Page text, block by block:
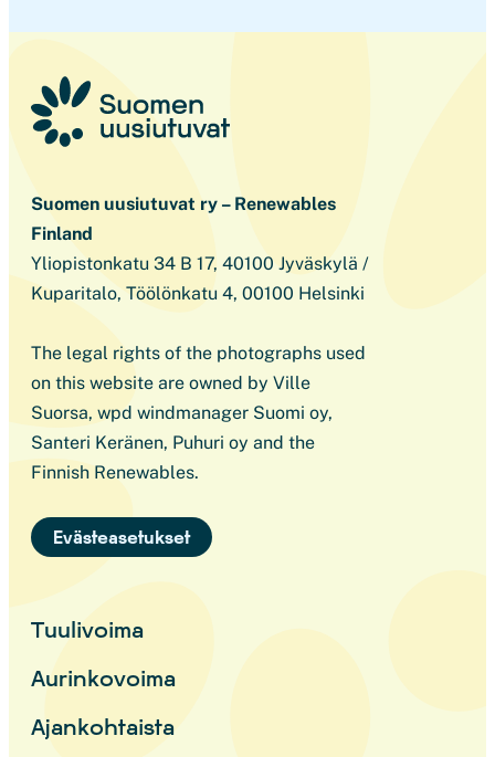
Suomen uusiutuvat ry – Renewables
Finland
Yliopistonkatu 34 B 17, 40100 Jyväskylä /
Kuparitalo, Töölönkatu 4, 00100 Helsinki
The legal rights of the photographs used
on this website are owned by Ville
Suorsa, wpd windmanager Suomi oy,
Santeri Keränen, Puhuri oy and the
Finnish Renewables.
Evästeasetukset
Tuulivoima
Aurinkovoima
Ajankohtaista